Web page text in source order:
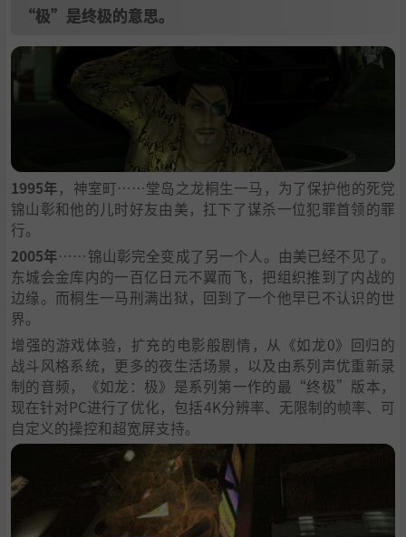
“极”是终极的意思。
1995年，神室町……堂岛之龙桐生一马，为了保护他的死党
锦山彰和他的儿时好友由美，扛下了谋杀一位犯罪首领的罪
行。
2005年……锦山彰完全变成了另一个人。由美已经不见了。
东城会金库内的一百亿日元不翼而飞，把组织推到了内战的
边缘。而桐生一马刑满出狱，回到了一个他早已不认识的世
界。
增强的游戏体验，扩充的电影般剧情，从《如龙0》回归的
战斗风格系统，更多的夜生活场景，以及由系列声优重新录
制的音频，《如龙：极》是系列第一作的最“终极”版本，
现在针对PC进行了优化，包括4K分辨率、无限制的帧率、可
自定义的操控和超宽屏支持。